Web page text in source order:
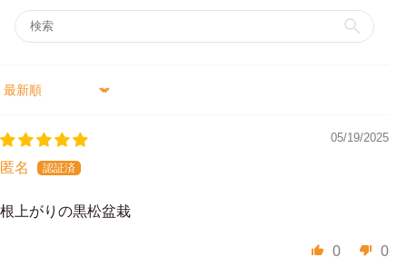
Sort by
05/19/2025
匿名
根上がりの黒松盆栽
0 0